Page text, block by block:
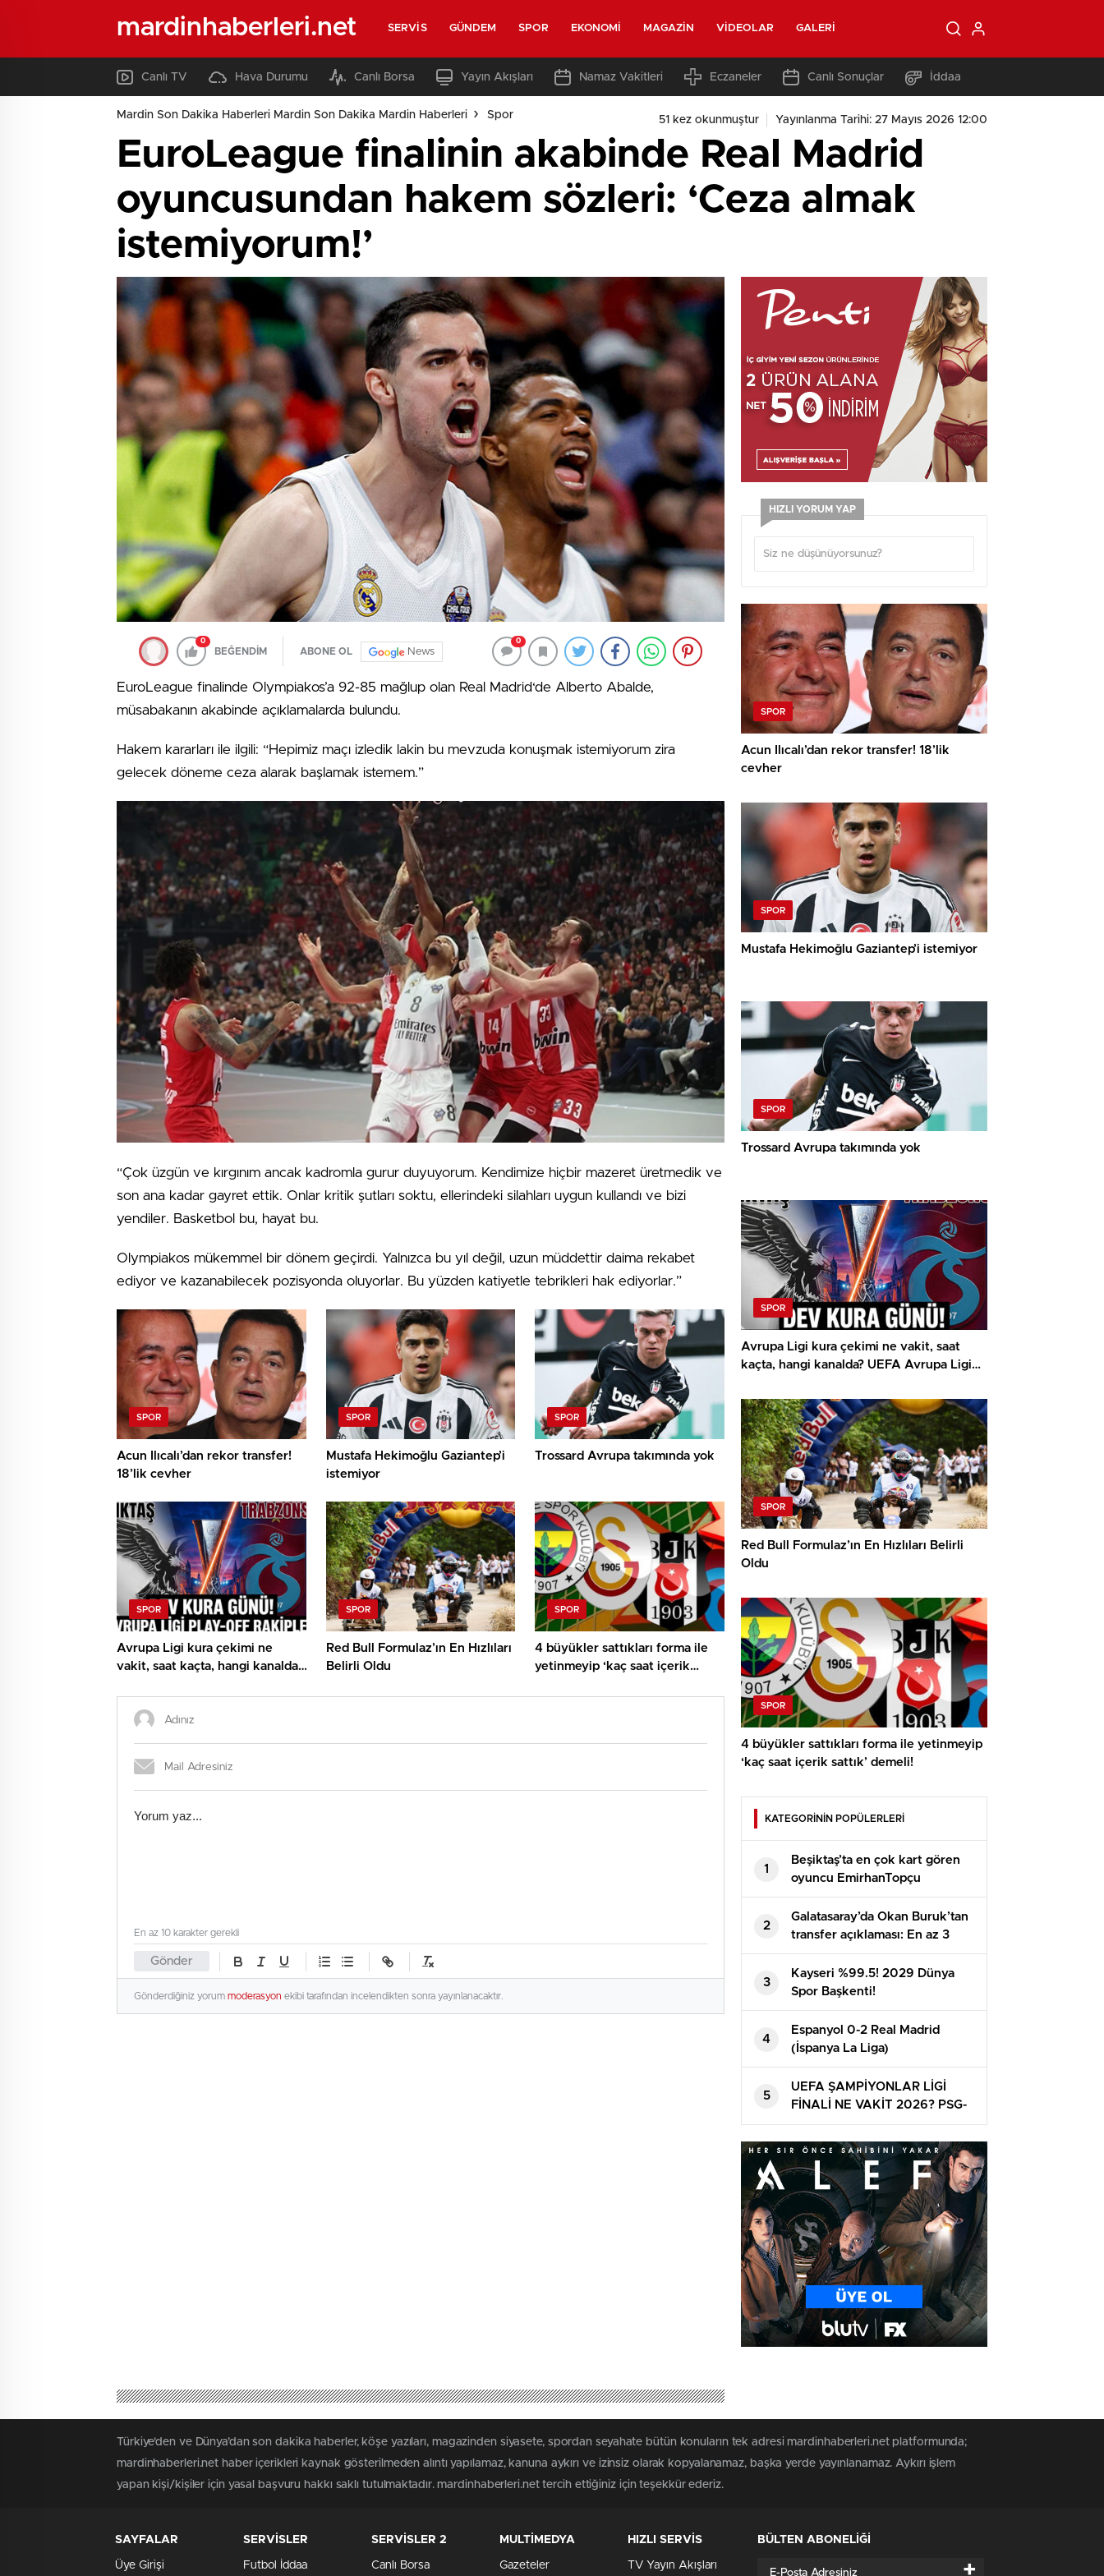
mardinhaberleri.net SERVIS GÜNDEM SPOR EKONOMI MAGAZIN VIDEOLAR GALERI
Canlı TV Hava Durumu Canlı Borsa Yayın Akışları Namaz Vakitleri Eczaneler Canlı Sonuçlar İddaa
Mardin Son Dakika Haberleri Mardin Son Dakika Mardin Haberleri Spor 51 kez okunmuştur Yayınlanma Tarihi: 27 Mayıs 2026 12:00
EuroLeague finalinin akabinde Real Madrid
oyuncusundan hakem sözleri: ‘Ceza almak
istemiyorum!’
0
BEĞENDİM ABONE OL News
0
EuroLeague finalinde Olympiakos’a 92-85 mağlup olan Real Madrid‘de Alberto Abalde,
müsabakanın akabinde açıklamalarda bulundu.
Hakem kararları ile ilgili: “Hepimiz maçı izledik lakin bu mevzuda konuşmak istemiyorum zira
gelecek döneme ceza alarak başlamak istemem.”
“Çok üzgün ve kırgınım ancak kadromla gurur duyuyorum. Kendimize hiçbir mazeret üretmedik ve
son ana kadar gayret ettik. Onlar kritik şutları soktu, ellerindeki silahları uygun kullandı ve bizi
yendiler. Basketbol bu, hayat bu.
Olympiakos mükemmel bir dönem geçirdi. Yalnızca bu yıl değil, uzun müddettir daima rekabet
ediyor ve kazanabilecek pozisyonda oluyorlar. Bu yüzden katiyetle tebrikleri hak ediyorlar.”
SPOR
Acun Ilıcalı’dan rekor transfer!
18’lik cevher
SPOR
Mustafa Hekimoğlu Gaziantep’i
istemiyor
SPOR
Trossard Avrupa takımında yok
SPOR
Avrupa Ligi kura çekimi ne
vakit, saat kaçta, hangi kanalda?
rakipleri
SPOR
Red Bull Formulaz’ın En Hızlıları
Belirli Oldu
SPOR
4 büyükler sattıkları forma ile
yetinmeyip ‘kaç saat içerik
Gönder
En az 10 karakter gerekli
Gönderdiğiniz yorum moderasyon ekibi tarafından incelendikten sonra yayınlanacaktır.
HIZLI YORUM YAP
SPOR
Acun Ilıcalı’dan rekor transfer! 18’lik
cevher
SPOR
Mustafa Hekimoğlu Gaziantep’i istemiyor
SPOR
Trossard Avrupa takımında yok
SPOR
Avrupa Ligi kura çekimi ne vakit, saat
kaçta, hangi kanalda? UEFA Avrupa Ligi
rakipleri
SPOR
Red Bull Formulaz’ın En Hızlıları Belirli
Oldu
SPOR
4 büyükler sattıkları forma ile yetinmeyip
‘kaç saat içerik sattık’ demeli!
KATEGORİNİN POPÜLERLERİ
1
Beşiktaş’ta en çok kart gören
oyuncu EmirhanTopçu
2
Galatasaray’da Okan Buruk’tan
transfer açıklaması: En az 3
oyuncu daha alınacak | Mauro
Icardi, Boey, Nelsson…
3
Kayseri %99.5! 2029 Dünya
Spor Başkenti!
4
Espanyol 0-2 Real Madrid
(İspanya La Liga)
5
UEFA ŞAMPİYONLAR LİGİ
FİNALİ NE VAKİT 2026? PSG-
Arsenal maçı ne vakit ve
nerede oynanacak? Finalin ismi
belirli oldu!
Türkiye'den ve Dünya’dan son dakika haberler, köşe yazıları, magazinden siyasete, spordan seyahate bütün konuların tek adresi mardinhaberleri.net platformunda;
mardinhaberleri.net haber içerikleri kaynak gösterilmeden alıntı yapılamaz, kanuna aykırı ve izinsiz olarak kopyalanamaz, başka yerde yayınlanamaz. Aykırı işlem
yapan kişi/kişiler için yasal başvuru hakkı saklı tutulmaktadır. mardinhaberleri.net tercih ettiğiniz için teşekkür ederiz.
SAYFALAR
Üye Girişi
SERVİSLER
Futbol İddaa
SERVİSLER 2
Canlı Borsa
MULTİMEDYA
Gazeteler
HIZLI SERVİS
TV Yayın Akışları
BÜLTEN ABONELİĞİ
+